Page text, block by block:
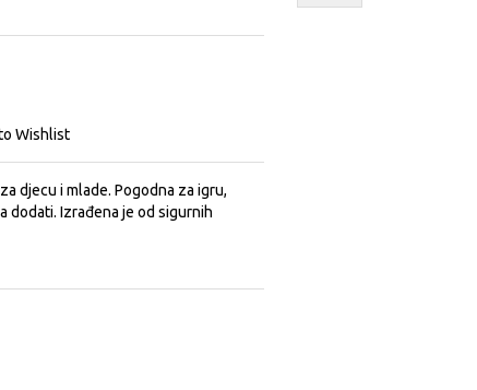
Wishlist
djecu i mlade. Pogodna za igru,
dodati. Izrađena je od sigurnih